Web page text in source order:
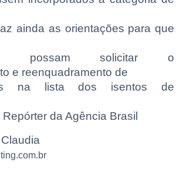
ainda as orientações para que
possam solicitar o
e reenquadramento de
na lista dos isentos de
da Agência Brasil